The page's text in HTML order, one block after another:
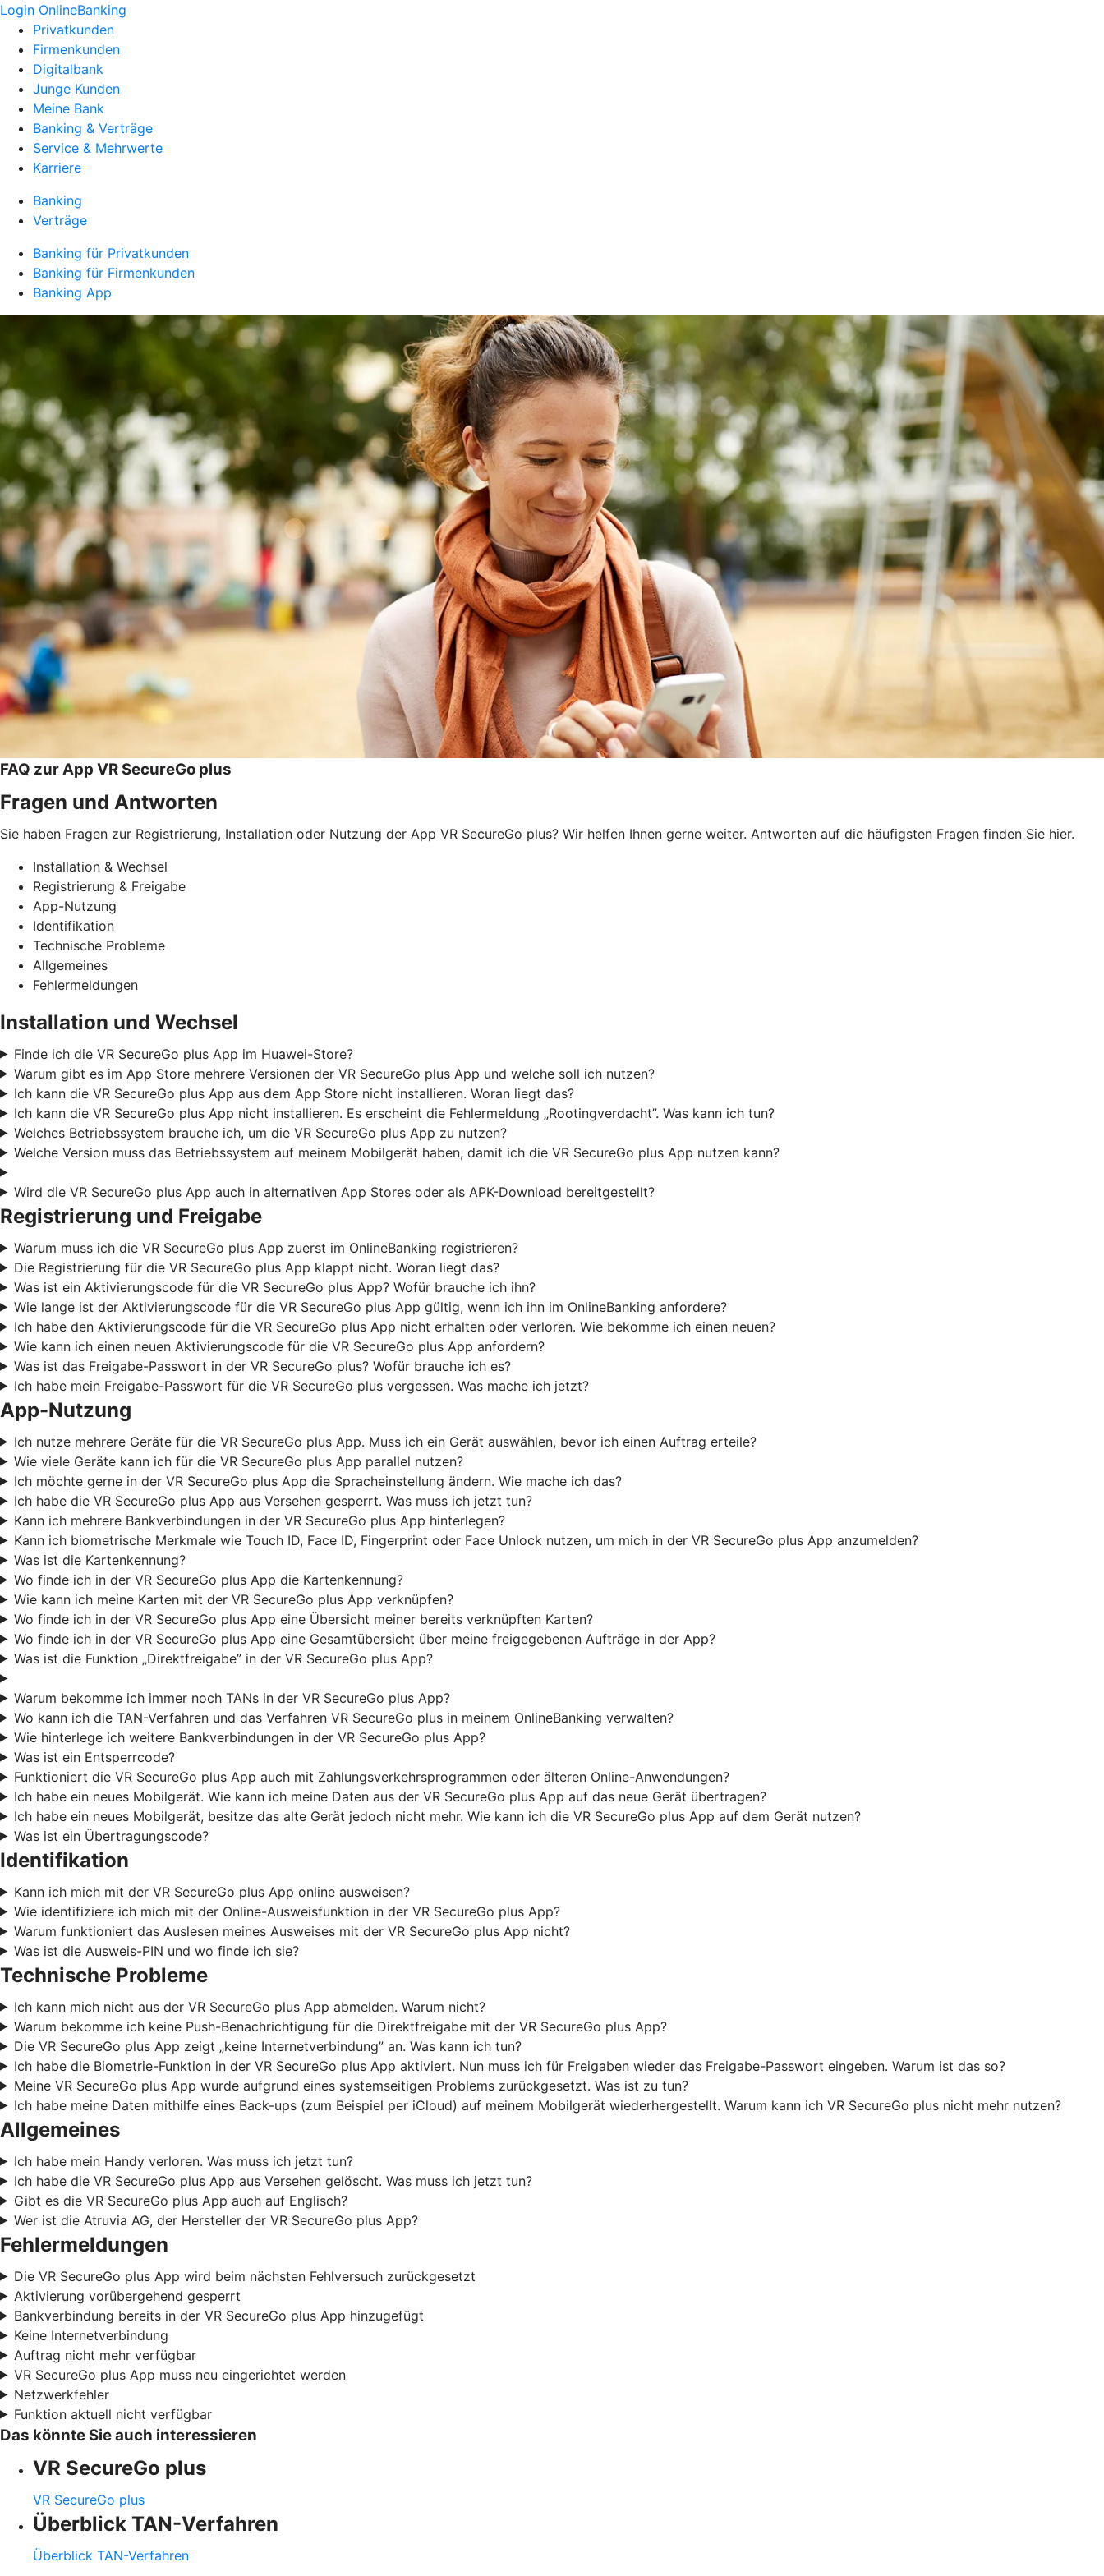
Login OnlineBanking
Privatkunden
Firmenkunden
Digitalbank
Junge Kunden
Meine Bank
Banking & Verträge
Service & Mehrwerte
Karriere
Banking
Verträge
Banking für Privatkunden
Banking für Firmenkunden
Banking App
FAQ zur App VR SecureGo plus
Fragen und Antworten
Sie haben Fragen zur Registrierung, Installation oder Nutzung der App VR SecureGo plus? Wir helfen Ihnen gerne weiter. Antworten auf die häufigsten Fragen finden Sie hier.
Installation & Wechsel
Registrierung & Freigabe
App-Nutzung
Identifikation
Technische Probleme
Allgemeines
Fehlermeldungen
Installation und Wechsel
Finde ich die VR SecureGo plus App im Huawei-Store?
Warum gibt es im App Store mehrere Versionen der VR SecureGo plus App und welche soll ich nutzen?
Ich kann die VR SecureGo plus App aus dem App Store nicht installieren. Woran liegt das?
Ich kann die VR SecureGo plus App nicht installieren. Es erscheint die Fehlermeldung „Rootingverdacht”. Was kann ich tun?
Welches Betriebssystem brauche ich, um die VR SecureGo plus App zu nutzen?
Welche Version muss das Betriebssystem auf meinem Mobilgerät haben, damit ich die VR SecureGo plus App nutzen kann?
Wird die VR SecureGo plus App auch in alternativen App Stores oder als APK-Download bereitgestellt?
Registrierung und Freigabe
Warum muss ich die VR SecureGo plus App zuerst im OnlineBanking registrieren?
Die Registrierung für die VR SecureGo plus App klappt nicht. Woran liegt das?
Was ist ein Aktivierungscode für die VR SecureGo plus App? Wofür brauche ich ihn?
Wie lange ist der Aktivierungscode für die VR SecureGo plus App gültig, wenn ich ihn im OnlineBanking anfordere?
Ich habe den Aktivierungscode für die VR SecureGo plus App nicht erhalten oder verloren. Wie bekomme ich einen neuen?
Wie kann ich einen neuen Aktivierungscode für die VR SecureGo plus App anfordern?
Was ist das Freigabe-Passwort in der VR SecureGo plus? Wofür brauche ich es?
Ich habe mein Freigabe-Passwort für die VR SecureGo plus vergessen. Was mache ich jetzt?
App-Nutzung
Ich nutze mehrere Geräte für die VR SecureGo plus App. Muss ich ein Gerät auswählen, bevor ich einen Auftrag erteile?
Wie viele Geräte kann ich für die VR SecureGo plus App parallel nutzen?
Ich möchte gerne in der VR SecureGo plus App die Spracheinstellung ändern. Wie mache ich das?
Ich habe die VR SecureGo plus App aus Versehen gesperrt. Was muss ich jetzt tun?
Kann ich mehrere Bankverbindungen in der VR SecureGo plus App hinterlegen?
Kann ich biometrische Merkmale wie Touch ID, Face ID, Fingerprint oder Face Unlock nutzen, um mich in der VR SecureGo plus App anzumelden?
Was ist die Kartenkennung?
Wo finde ich in der VR SecureGo plus App die Kartenkennung?
Wie kann ich meine Karten mit der VR SecureGo plus App verknüpfen?
Wo finde ich in der VR SecureGo plus App eine Übersicht meiner bereits verknüpften Karten?
Wo finde ich in der VR SecureGo plus App eine Gesamtübersicht über meine freigegebenen Aufträge in der App?
Was ist die Funktion „Direktfreigabe” in der VR SecureGo plus App?
Warum bekomme ich immer noch TANs in der VR SecureGo plus App?
Wo kann ich die TAN-Verfahren und das Verfahren VR SecureGo plus in meinem OnlineBanking verwalten?
Wie hinterlege ich weitere Bankverbindungen in der VR SecureGo plus App?
Was ist ein Entsperrcode?
Funktioniert die VR SecureGo plus App auch mit Zahlungsverkehrsprogrammen oder älteren Online-Anwendungen?
Ich habe ein neues Mobilgerät. Wie kann ich meine Daten aus der VR SecureGo plus App auf das neue Gerät übertragen?
Ich habe ein neues Mobilgerät, besitze das alte Gerät jedoch nicht mehr. Wie kann ich die VR SecureGo plus App auf dem Gerät nutzen?
Was ist ein Übertragungscode?
Identifikation
Kann ich mich mit der VR SecureGo plus App online ausweisen?
Wie identifiziere ich mich mit der Online-Ausweisfunktion in der VR SecureGo plus App?
Warum funktioniert das Auslesen meines Ausweises mit der VR SecureGo plus App nicht?
Was ist die Ausweis-PIN und wo finde ich sie?
Technische Probleme
Ich kann mich nicht aus der VR SecureGo plus App abmelden. Warum nicht?
Warum bekomme ich keine Push-Benachrichtigung für die Direktfreigabe mit der VR SecureGo plus App?
Die VR SecureGo plus App zeigt „keine Internetverbindung” an. Was kann ich tun?
Ich habe die Biometrie-Funktion in der VR SecureGo plus App aktiviert. Nun muss ich für Freigaben wieder das Freigabe-Passwort eingeben. Warum ist das so?
Meine VR SecureGo plus App wurde aufgrund eines systemseitigen Problems zurückgesetzt. Was ist zu tun?
Ich habe meine Daten mithilfe eines Back-ups (zum Beispiel per iCloud) auf meinem Mobilgerät wiederhergestellt. Warum kann ich VR SecureGo plus nicht mehr nutzen?
Allgemeines
Ich habe mein Handy verloren. Was muss ich jetzt tun?
Ich habe die VR SecureGo plus App aus Versehen gelöscht. Was muss ich jetzt tun?
Gibt es die VR SecureGo plus App auch auf Englisch?
Wer ist die Atruvia AG, der Hersteller der VR SecureGo plus App?
Fehlermeldungen
Die VR SecureGo plus App wird beim nächsten Fehlversuch zurückgesetzt
Aktivierung vorübergehend gesperrt
Bankverbindung bereits in der VR SecureGo plus App hinzugefügt
Keine Internetverbindung
Auftrag nicht mehr verfügbar
VR SecureGo plus App muss neu eingerichtet werden
Netzwerkfehler
Funktion aktuell nicht verfügbar
Das könnte Sie auch interessieren
VR SecureGo plus
VR SecureGo plus
Überblick TAN-Verfahren
Überblick TAN-Verfahren